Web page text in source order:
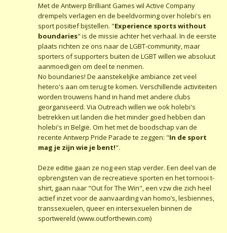
Met de Antwerp Brilliant Games wil Active Company
drempels verlagen en de beeldvorming over holebi's en
sport positief bijstellen. "Experience sports without
boundaries" is de missie achter het verhaal. In de eerste
plaats richten ze ons naar de LGBT-community, maar
sporters of supporters buiten de LGBT willen we absoluut
aanmoedigen om deel te nenmen.
No boundaries! De aanstekelijke ambiance zet veel
hetero's aan om terug te komen. Verschillende activiteiten
worden trouwens hand in hand met andere clubs
georganiseerd. Via Outreach willen we ook holebi's
betrekken uit landen die het minder goed hebben dan
holebi's in België. Om het met de boodschap van de
recente Antwerp Pride Parade te zeggen: "In de sport
mag je zijn wie je bent!".
Deze editie gaan ze nog een stap verder. Een deel van de
opbrengsten van de recreatieve sporten en het tornooi t-
shirt, gaan naar "Out for The Win", een vzw die zich heel
actief inzet voor de aanvaarding van homo’s, lesbiennes,
transsexuelen, queer en intersexuelen binnen de
sportwereld (www.outforthewin.com)